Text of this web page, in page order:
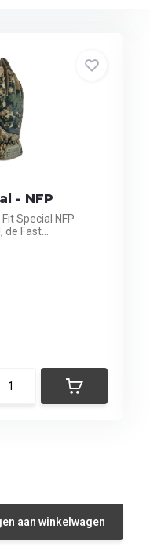
- NFP
Special NFP
Fast...
aan winkelwagen